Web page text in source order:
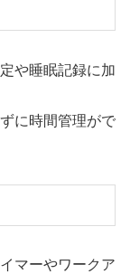
や睡眠記録に加
に時間管理がで
マーやワークア